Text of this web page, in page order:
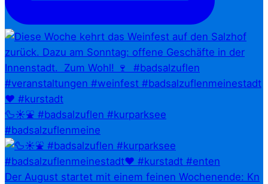
🦆☀️⛲ #badsalzuflen #kurparksee
#badsalzuflenmeine
Der August startet mit einem feinen Wochenende: Kn